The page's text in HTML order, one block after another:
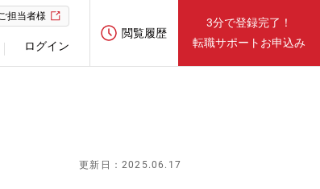
担当者様
ログイン
閲覧履歴
3分で登録完了！
転職サポートお申込み
更新日：2025.06.17